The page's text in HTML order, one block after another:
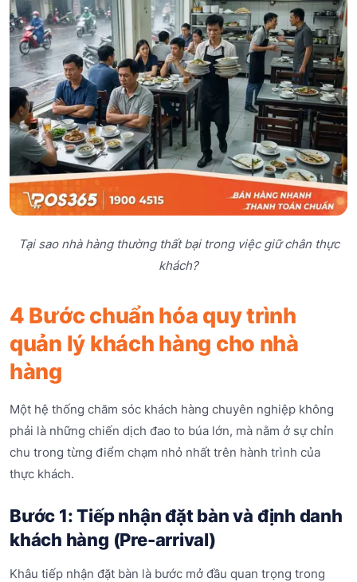
Tại sao nhà hàng thường thất bại trong việc giữ chân thực
khách?
4 Bước chuẩn hóa quy trình
quản lý khách hàng cho nhà
hàng
Một hệ thống chăm sóc khách hàng chuyên nghiệp không
phải là những chiến dịch đao to búa lớn, mà nằm ở sự chỉn
chu trong từng điểm chạm nhỏ nhất trên hành trình của
thực khách.
Bước 1: Tiếp nhận đặt bàn và định danh
khách hàng (Pre-arrival)
Khâu tiếp nhận đặt bàn là bước mở đầu quan trọng trong